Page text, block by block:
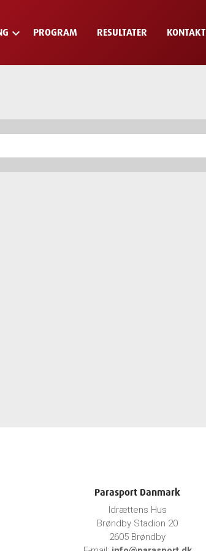
keyboard_arrow_down PROGRAM RESULTATER KONTAKT
Parasport Danmark
Idrættens Hus
Brøndby Stadion 20
2605 Brøndby